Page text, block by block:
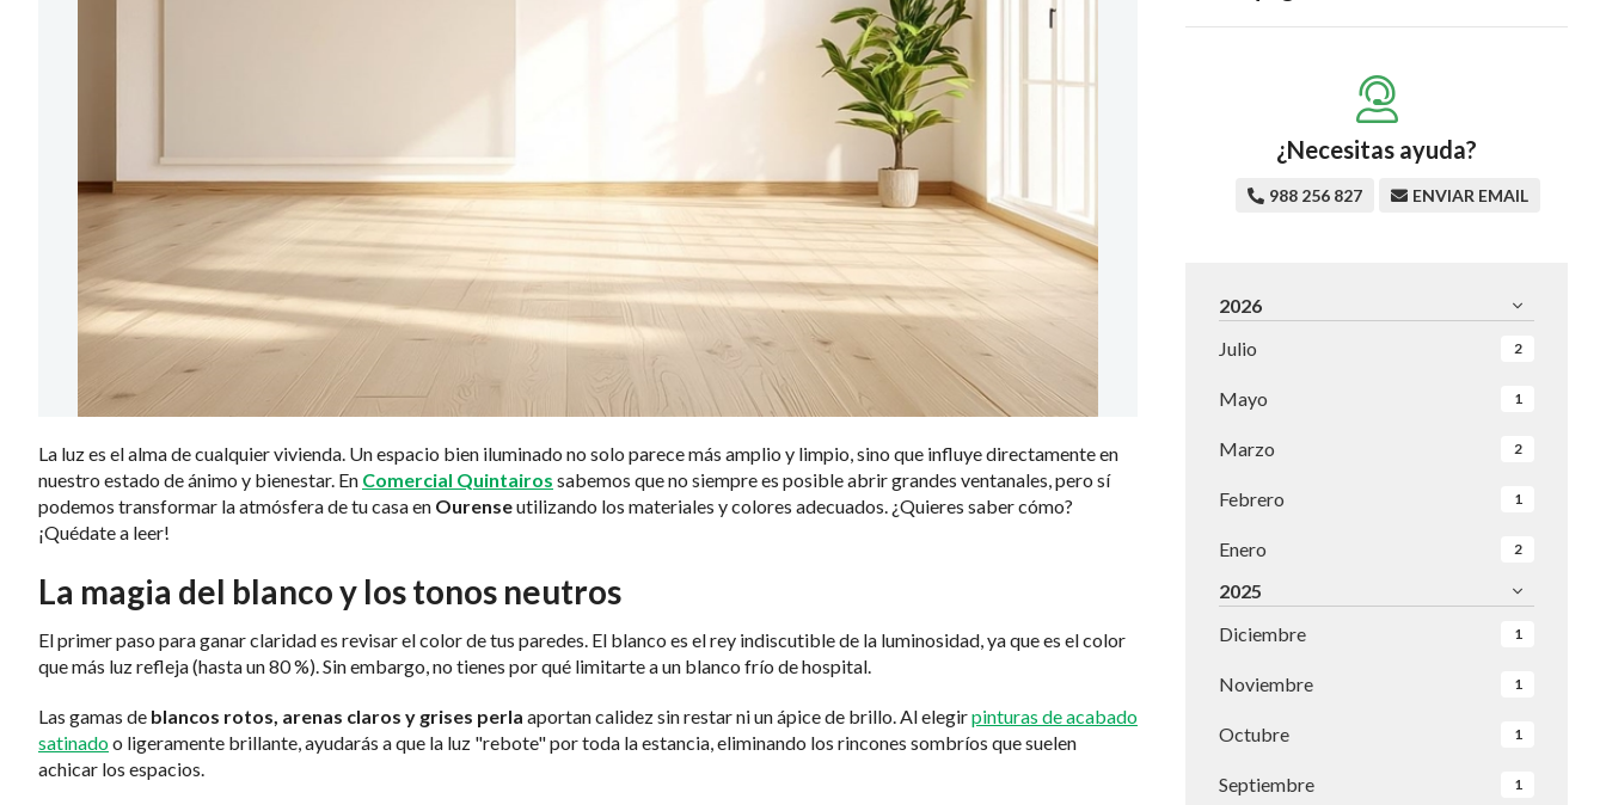
La luz es el alma de cualquier vivienda. Un espacio bien iluminado no solo parece más amplio y limpio, sino que influye directamente en
nuestro estado de ánimo y bienestar. En Comercial Quintairos sabemos que no siempre es posible abrir grandes ventanales, pero sí
podemos transformar la atmósfera de tu casa en Ourenseutilizando los materiales y colores adecuados. ¿Quieres saber cómo?
¡Quédate a leer!
La magia del blanco y los tonos neutros
El primer paso para ganar claridad es revisar el color de tus paredes. El blanco es el rey indiscutible de la luminosidad, ya que es el color
que más luz refleja (hasta un 80 %). Sin embargo, no tienes por qué limitarte a un blanco frío de hospital.
Las gamas de blancos rotos, arenas claros y grises perla aportan calidez sin restar ni un ápice de brillo. Al elegirpinturas de acabado
satinadoo ligeramente brillante, ayudarás a que la luz "rebote" por toda la estancia, eliminando los rincones sombríos que suelen
achicar los espacios.
¿Necesitas ayuda?
988 256 827 ENVIAR EMAIL
2026
Julio
2
Mayo 1
Marzo 2
Febrero 1
Enero 2
2025
Diciembre
1
Noviembre 1
Octubre 1
Septiembre 1